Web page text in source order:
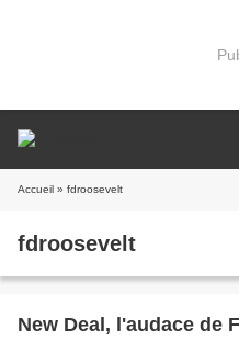
Accueil » fdroosevelt
fdroosevelt
New Deal, l'audace de